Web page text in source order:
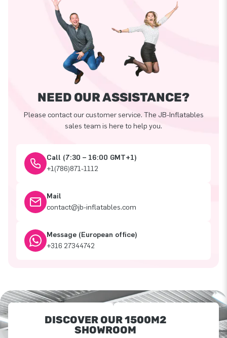
NEED OUR ASSISTANCE?
Please contact our customer service. The JB-Inflatables
sales team is here to help you.
Call (7:30 – 16:00 GMT+1)
+1(786)871-1112
Mail
contact@jb-inflatables.com
Message (European office)
+316 27344742
DISCOVER OUR 1500M2
SHOWROOM